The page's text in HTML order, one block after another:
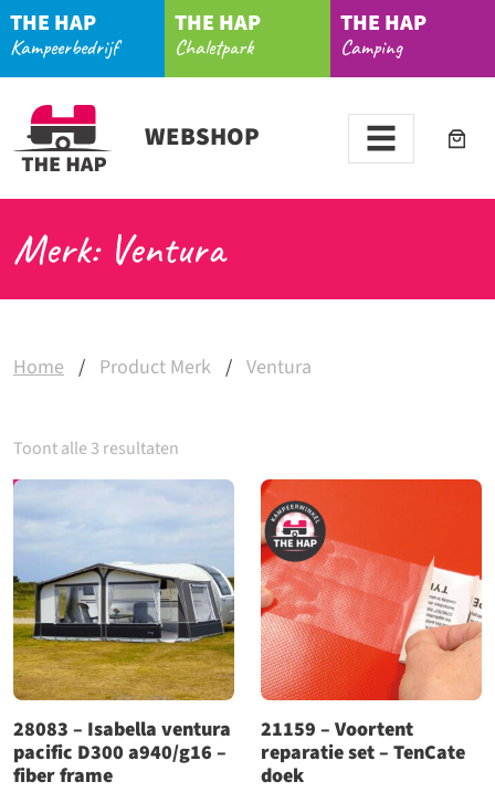
THE HAP
Kampeerbedrijf
THE HAP
Chaletpark
THE HAP
Camping
WEBSHOP
Merk: Ventura
Home / Product Merk / Ventura
Toont alle 3 resultaten
Aanbieding!
28083 – Isabella ventura
pacific D300 a940/g16 –
fiber frame
21159 – Voortent
reparatie set – TenCate
doek